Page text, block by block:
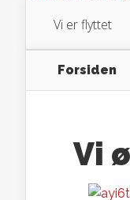
Vi er flyttet
Forsiden
Vi